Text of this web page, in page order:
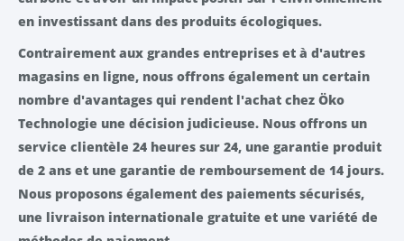
en investissant dans des produits écologiques.
Contrairement aux grandes entreprises et à d'autres
magasins en ligne, nous offrons également un certain
nombre d'avantages qui rendent l'achat chez Öko
Technologie une décision judicieuse. Nous offrons un
service clientèle 24 heures sur 24, une garantie produit
de 2 ans et une garantie de remboursement de 14 jours.
Nous proposons également des paiements sécurisés,
une livraison internationale gratuite et une variété de